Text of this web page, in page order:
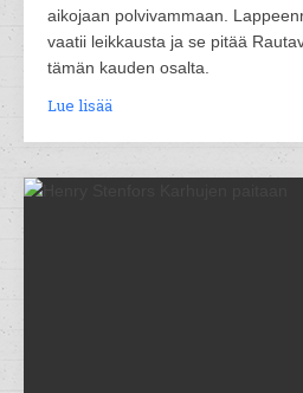
aikojaan polvivammaan.
vaatii leikkausta ja se pitää
tämän kauden osalta.
Lue lisää